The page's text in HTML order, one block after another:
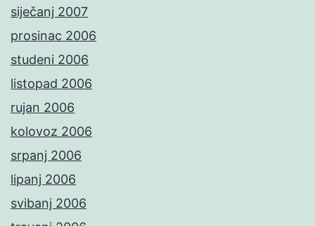
siječanj 2007
prosinac 2006
studeni 2006
listopad 2006
rujan 2006
kolovoz 2006
srpanj 2006
lipanj 2006
svibanj 2006